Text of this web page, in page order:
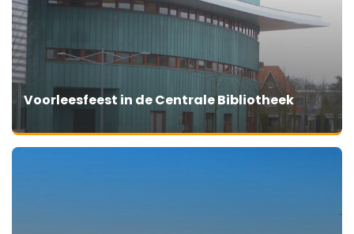
Voorleesfeest in de Centrale Bibliotheek